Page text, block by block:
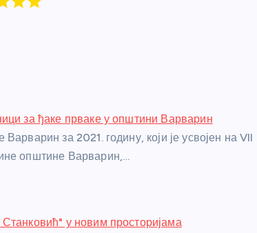
за ђаке прваке у општини Варварин
за 2021. годину, који је усвојен на VII
општине Варварин,…
у новим просторијама